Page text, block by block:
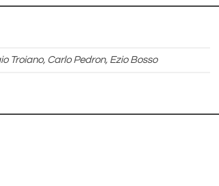
Troiano, Carlo Pedron, Ezio Bosso